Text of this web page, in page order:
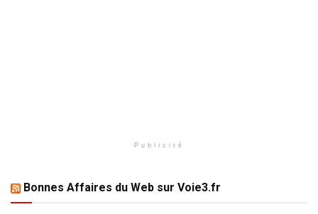
Publicité
Bonnes Affaires du Web sur Voie3.fr